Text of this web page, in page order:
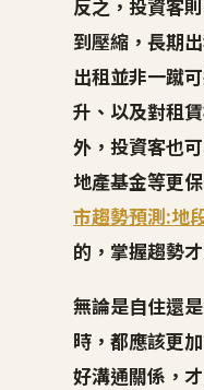
反之，投資客
到壓縮，長期
出租並非一蹴
升、以及對租
外，投資客也
地產基金等更
市趨勢預測:地
的，掌握趨勢
無論是自住還
時，都應該更
好溝通關係，